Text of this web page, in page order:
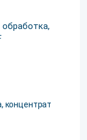
концентрат